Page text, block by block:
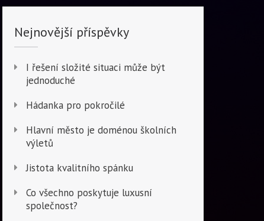
Nejnovější příspěvky
I řešení složité situaci může být
jednoduché
Hádanka pro pokročilé
Hlavní město je doménou školních
výletů
Jistota kvalitního spánku
Co všechno poskytuje luxusní
společnost?